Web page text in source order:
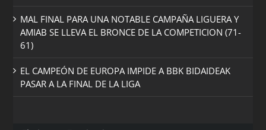
MAL FINAL PARA UNA NOTABLE CAMPAÑA LIGUERA Y
AMIAB SE LLEVA EL BRONCE DE LA COMPETICION (71-
61)
EL CAMPEÓN DE EUROPA IMPIDE A BBK BIDAIDEAK
PASAR A LA FINAL DE LA LIGA